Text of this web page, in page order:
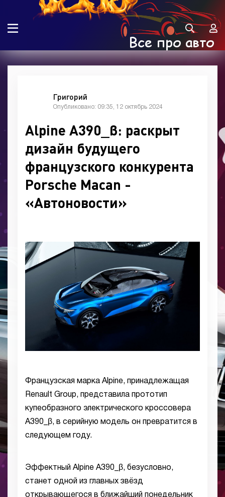
Григорий
Опубликовано: 09:35, 12 октябрь 2024
Alpine A390_β: раскрыт
дизайн будущего
французского конкурента
Porsche Macan -
«Автоновости»
Французская марка Alpine, принадлежащая
Renault Group, представила прототип
купеобразного электрического кроссовера
A390_β, в серийную модель он превратится в
следующем году.
Эффектный Alpine A390_β, безусловно,
станет одной из главных звёзд
открывающегося в ближайший понедельник